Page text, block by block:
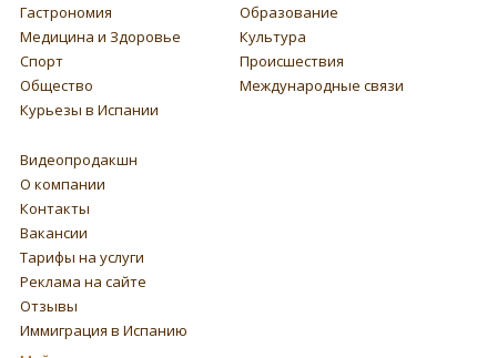
Гастрономия
Образование
Медицина и Здоровье
Культура
Спорт
Происшествия
Общество
Международные связи
Курьезы в Испании
Видеопродакшн
О компании
Контакты
Вакансии
Тарифы на услуги
Реклама на сайте
Отзывы
Иммиграция в Испанию